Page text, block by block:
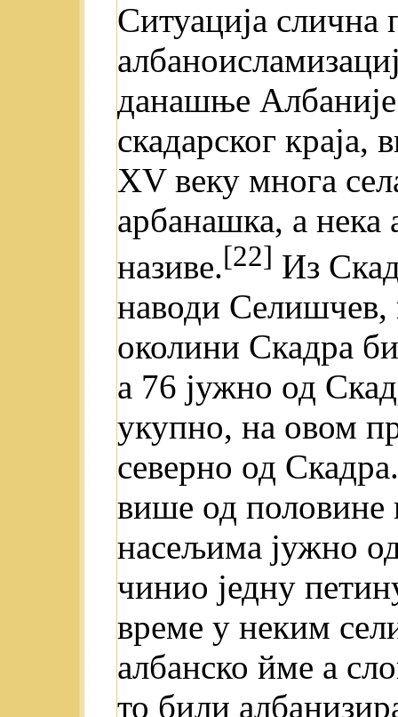
Ситуација слична
данашње
скадарског краја,
XV веку многа
арбанашка, а нека
називе.[22] Из
наводи Селишчев,
околини Скадра
а 76 јужно од
укупно, на овом
северно од
више од половине
насељима јужно
чинио једну
време у неким
албанско йме а
то били